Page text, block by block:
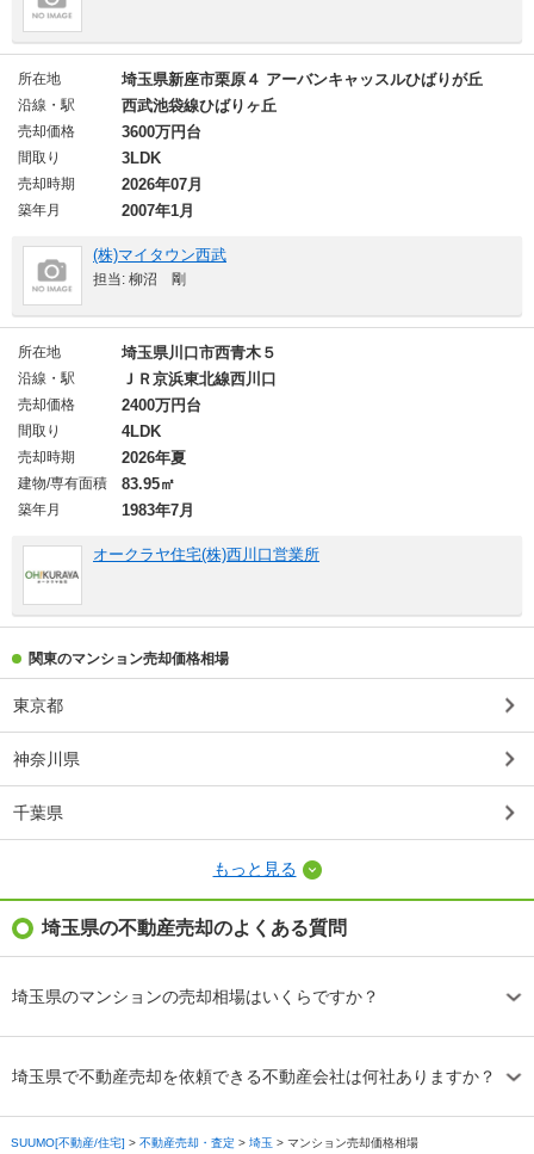
所在地 埼玉県新座市栗原４ アーバンキャッスルひばりが丘
沿線・駅 西武池袋線ひばりヶ丘
売却価格 3600万円台
間取り 3LDK
売却時期 2026年07月
築年月 2007年1月
(株)マイタウン西武
担当: 柳沼 剛
所在地 埼玉県川口市西青木５
沿線・駅 ＪＲ京浜東北線西川口
売却価格 2400万円台
間取り 4LDK
売却時期 2026年夏
建物/専有面積 83.95㎡
築年月 1983年7月
オークラヤ住宅(株)西川口営業所
関東のマンション売却価格相場
東京都
神奈川県
千葉県
もっと見る
埼玉県の不動産売却のよくある質問
埼玉県のマンションの売却相場はいくらですか？
埼玉県で不動産売却を依頼できる不動産会社は何社ありますか？
SUUMO[不動産/住宅] > 不動産売却・査定 > 埼玉 > マンション売却価格相場